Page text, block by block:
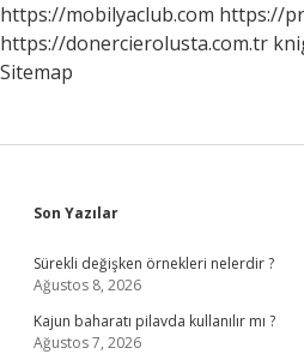
https://mobilyaclub.com https://
https://donercierolusta.com.tr
Sitemap
Sidebar
Son Yazılar
Sürekli değişken örnekleri nelerdir ?
Ağustos 8, 2026
Kajun baharatı pilavda kullanılır mı ?
Ağustos 7, 2026